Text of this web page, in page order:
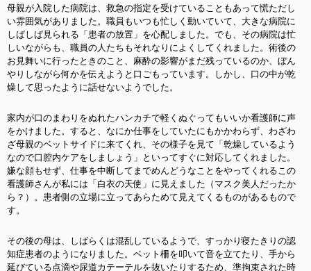
母親が入院した病院は、救急の指定を受けていることもあって慌ただし
い雰囲気がありました。職員もいつも忙しく動いていて、大きな病院に
しばしば見られる「患者の放置」を心配しました。でも、その病院は忙
しいながらも、職員の人たちもそれなりによくしてくれました。術後の
お見舞いに行ったときのこと、麻酔の影響がまだ残っているのか、ぼん
やりしながら何かを伝えようと口ごもっています。しかし、口の中が乾
燥して思ったように話せないようでした。
家内が口のまわりをぬれたハンカチで軽くぬぐってもいいか看護師に声
をかけました。すると、なにか仕事をしていたにもかかわらず、わざわ
ざ母親のベットサイドに来てくれ、その様子を見て「乾燥しているよう
なので口腔内ケアをしましょう」といってすぐに対応してくれました。
嫌な顔もせず、仕事を中断してまでめんどうなことをやってくれるこの
看護師さんが私には「白衣の天使」に見えました（マスク美人だったか
ら？）。患者側の立場に立ってあらためて見えてくるものがあるもので
す。
その後の母は、しばらくは混乱しているようで、すっかり寝たきりの認
知症患者のようになりました。ベット柵を叩いて音を立てたり、手から
延びている点滴や尿道カテーテルを抜いたりするため、準拘束された時